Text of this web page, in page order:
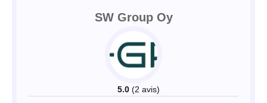
SW Group Oy
5.0 (2 avis)